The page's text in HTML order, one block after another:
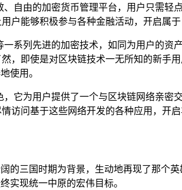
自由的加密货币管理平台，用户只需
户能够积极参与各种金融活动，开启属于
一系列先进的加密技术，如同为用户的资
，即使是对区块链技术一无所知的新手
使用。
它为用户提供了一个与区块链网络亲
访问基于这些网络开发的各种应用，开启
的三国时期为背景，生动地再现了那个
实现统一中原的宏伟目标。